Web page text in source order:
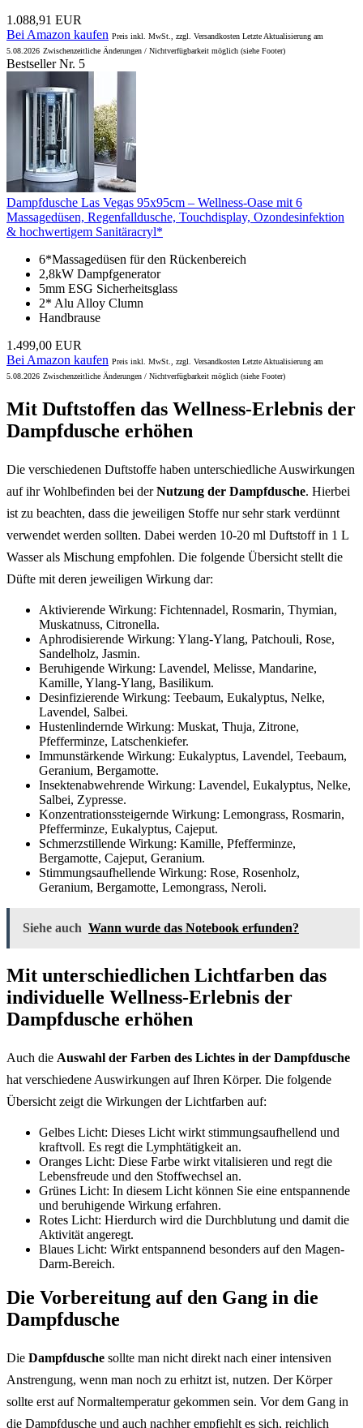
1.088,91 EUR
Bei Amazon kaufen Preis inkl. MwSt., zzgl. Versandkosten Letzte Aktualisierung am
5.08.2026 Zwischenzeitliche Änderungen / Nichtverfügbarkeit möglich (siehe Footer)
Bestseller Nr. 5
Dampfdusche Las Vegas 95x95cm – Wellness-Oase mit 6
Massagedüsen, Regenfalldusche, Touchdisplay, Ozondesinfektion
& hochwertigem Sanitäracryl*
6*Massagedüsen für den Rückenbereich
2,8kW Dampfgenerator
5mm ESG Sicherheitsglass
2* Alu Alloy Clumn
Handbrause
1.499,00 EUR
Bei Amazon kaufen Preis inkl. MwSt., zzgl. Versandkosten Letzte Aktualisierung am
5.08.2026 Zwischenzeitliche Änderungen / Nichtverfügbarkeit möglich (siehe Footer)
Mit Duftstoffen das Wellness-Erlebnis der
Dampfdusche erhöhen
Die verschiedenen Duftstoffe haben unterschiedliche Auswirkungen
auf ihr Wohlbefinden bei derNutzung der Dampfdusche. Hierbei
ist zu beachten, dass die jeweiligen Stoffe nur sehr stark verdünnt
verwendet werden sollten. Dabei werden 10-20 ml Duftstoff in 1 L
Wasser als Mischung empfohlen. Die folgende Übersicht stellt die
Düfte mit deren jeweiligen Wirkung dar:
Aktivierende Wirkung: Fichtennadel, Rosmarin, Thymian,
Muskatnuss, Citronella.
Aphrodisierende Wirkung: Ylang-Ylang, Patchouli, Rose,
Sandelholz, Jasmin.
Beruhigende Wirkung: Lavendel, Melisse, Mandarine,
Kamille, Ylang-Ylang, Basilikum.
Desinfizierende Wirkung: Teebaum, Eukalyptus, Nelke,
Lavendel, Salbei.
Hustenlindernde Wirkung: Muskat, Thuja, Zitrone,
Pfefferminze, Latschenkiefer.
Immunstärkende Wirkung: Eukalyptus, Lavendel, Teebaum,
Geranium, Bergamotte.
Insektenabwehrende Wirkung: Lavendel, Eukalyptus, Nelke,
Salbei, Zypresse.
Konzentrationssteigernde Wirkung: Lemongrass, Rosmarin,
Pfefferminze, Eukalyptus, Cajeput.
Schmerzstillende Wirkung: Kamille, Pfefferminze,
Bergamotte, Cajeput, Geranium.
Stimmungsaufhellende Wirkung: Rose, Rosenholz,
Geranium, Bergamotte, Lemongrass, Neroli.
Siehe auch Wann wurde das Notebook erfunden?
Mit unterschiedlichen Lichtfarben das
individuelle Wellness-Erlebnis der
Dampfdusche erhöhen
Auch die Auswahl der Farben des Lichtes in der Dampfdusche
hat verschiedene Auswirkungen auf Ihren Körper. Die folgende
Übersicht zeigt die Wirkungen der Lichtfarben auf:
Gelbes Licht: Dieses Licht wirkt stimmungsaufhellend und
kraftvoll. Es regt die Lymphtätigkeit an.
Oranges Licht: Diese Farbe wirkt vitalisieren und regt die
Lebensfreude und den Stoffwechsel an.
Grünes Licht: In diesem Licht können Sie eine entspannende
und beruhigende Wirkung erfahren.
Rotes Licht: Hierdurch wird die Durchblutung und damit die
Aktivität angeregt.
Blaues Licht: Wirkt entspannend besonders auf den Magen-
Darm-Bereich.
Die Vorbereitung auf den Gang in die
Dampfdusche
Die Dampfdusche sollte man nicht direkt nach einer intensiven
Anstrengung, wenn man noch zu erhitzt ist, nutzen. Der Körper
sollte erst auf Normaltemperatur gekommen sein. Vor dem Gang in
die Dampfdusche und auch nachher empfiehlt es sich, reichlich